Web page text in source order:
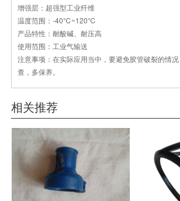
增强层：超强型工业纤维
温度范围：-40℃~120℃
产品特性：耐酸碱、耐压高
使用范围：工业气输送
注意事项：在实际应用当中，要避免胶管破裂的情
查，多保养。
相关推荐